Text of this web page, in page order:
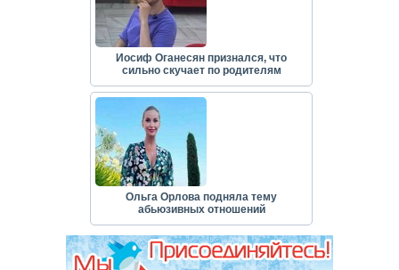
Иосиф Оганесян признался, что
сильно скучает по родителям
Ольга Орлова подняла тему
абьюзивных отношений